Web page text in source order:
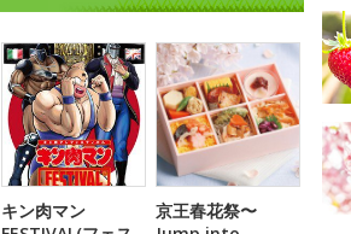
キン肉マン
京王春花祭〜